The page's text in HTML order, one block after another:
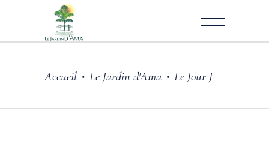
Accueil • Le Jardin d'Ama • Le Jour J